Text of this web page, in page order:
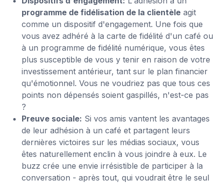
programme de fidélisation de la clientèle agit
comme un dispositif d'engagement. Une fois que
vous avez adhéré à la carte de fidélité d'un café ou
à un programme de fidélité numérique, vous êtes
plus susceptible de vous y tenir en raison de votre
investissement antérieur, tant sur le plan financier
qu'émotionnel. Vous ne voudriez pas que tous ces
points non dépensés soient gaspillés, n'est-ce pas
?
Preuve sociale: Si vos amis vantent les avantages
de leur adhésion à un café et partagent leurs
dernières victoires sur les médias sociaux, vous
êtes naturellement enclin à vous joindre à eux. Le
buzz crée une envie irrésistible de participer à la
conversation - après tout, qui voudrait être le seul